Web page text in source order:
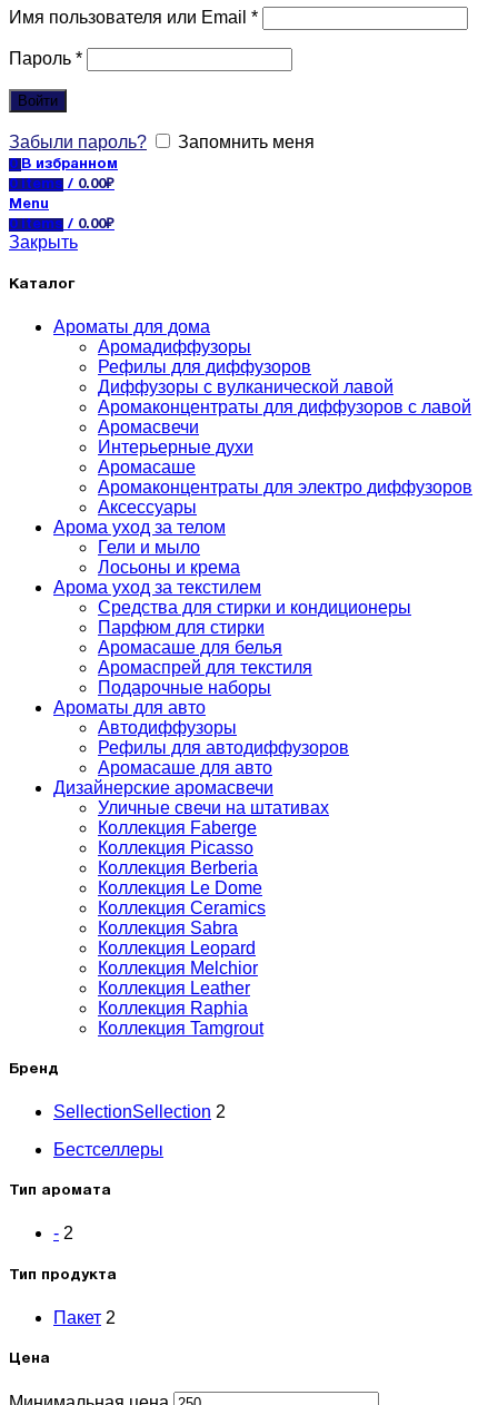
Имя пользователя или Email *
Пароль *
Войти
Забыли пароль? Запомнить меня
0 В избранном
0
items / 0.00₽
Menu
0
items / 0.00₽
Закрыть
Каталог
Ароматы для дома
Аромадиффузоры
Рефилы для диффузоров
Диффузоры с вулканической лавой
Аромаконцентраты для диффузоров с лавой
Аромасвечи
Интерьерные духи
Аромасаше
Аромаконцентраты для электро диффузоров
Аксессуары
Арома уход за телом
Гели и мыло
Лосьоны и крема
Арома уход за текстилем
Средства для стирки и кондиционеры
Парфюм для стирки
Аромасаше для белья
Аромаспрей для текстиля
Подарочные наборы
Ароматы для авто
Автодиффузоры
Рефилы для автодиффузоров
Аромасаше для авто
Дизайнерские аромасвечи
Уличные свечи на штативах
Коллекция Faberge
Коллекция Picasso
Коллекция Berberia
Коллекция Le Dome
Коллекция Ceramics
Коллекция Sabra
Коллекция Leopard
Коллекция Melchior
Коллекция Leather
Коллекция Raphia
Коллекция Tamgrout
Бренд
SellectionSellection 2
Бестселлеры
Тип аромата
- 2
Тип продукта
Пакет 2
Цена